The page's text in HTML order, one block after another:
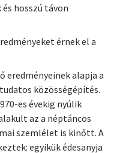
hosszú távon
érnek el a
eredményeinek alapja a
közösségépítés.
es évekig nyúlik
az a néptáncos
szemlélet is kinőtt. A
egyikük édesanyja